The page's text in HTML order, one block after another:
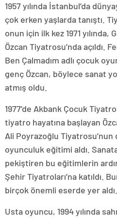
1957 yılında İstanbul’da
çok erken yaşlarda tanıştı.
onun için ilk kez 1971 yılında,
Özcan Tiyatrosu’nda açıldı.
Ben Çalmadım adlı çocuk
genç Özcan, böylece sanat
atmış oldu.
1977’de Akbank Çocuk
tiyatro hayatına başlayan
Ali Poyrazoğlu
oyunculuk eğitimi aldı.
pekiştiren bu eğitimlerin
Şehir Tiyatroları’na katıldı.
birçok önemli eserde yer aldı.
Usta oyuncu, 1994 yılında